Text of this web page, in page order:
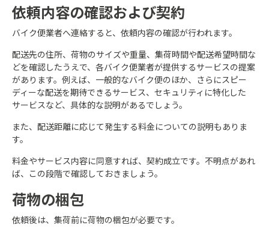
依頼内容の確認および契約
バイク便業者へ連絡すると、依頼内容の確認が行われます。
配送先の住所、荷物のサイズや重量、集荷時間や配送希望時間な
どを確認したうえで、各バイク便業者が提供するサービスの提案
があります。例えば、一般的なバイク便のほか、さらにスピー
ディーな配送を期待できるサービス、セキュリティに特化した
サービスなど、具体的な説明があるでしょう。
また、配送距離に応じて発生する料金についての説明もありま
す。
料金やサービス内容に同意すれば、契約成立です。不明点があれ
ば、この段階で確認しておきましょう。
荷物の梱包
依頼後は、集荷前に荷物の梱包が必要です。